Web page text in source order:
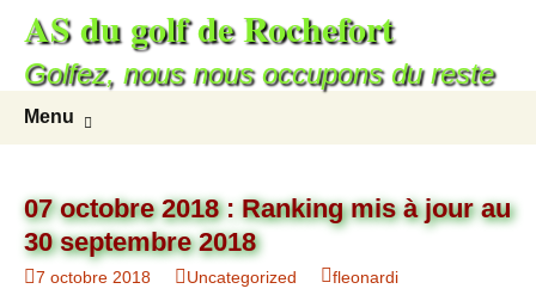
contenu
AS du golf de Rochefort
Golfez, nous nous occupons du reste
Menu
07 octobre 2018 : Ranking mis à jour au
30 septembre 2018
7 octobre 2018 Uncategorized fleonardi